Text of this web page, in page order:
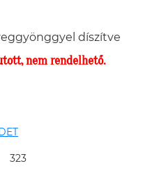
díszítve
nem rendelhető.
323